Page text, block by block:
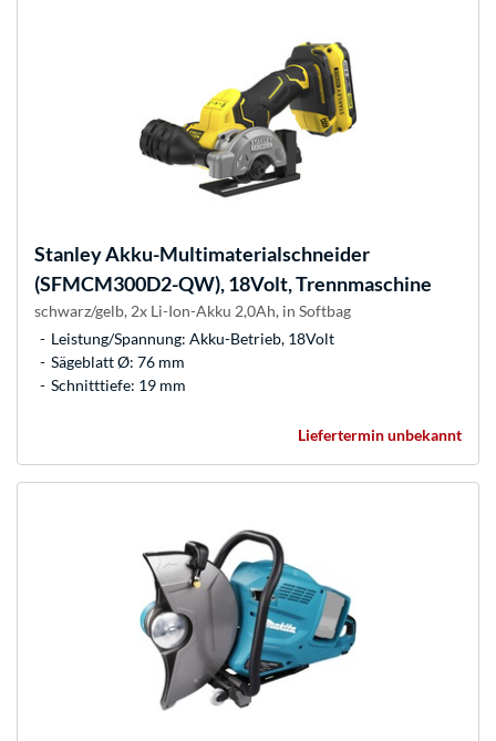
StanleyAkku-Multimaterialschneider
(SFMCM300D2-QW), 18Volt, Trennmaschine
schwarz/gelb, 2x Li-Ion-Akku 2,0Ah, in Softbag
Leistung/Spannung: Akku-Betrieb, 18Volt
Sägeblatt Ø: 76 mm
Schnitttiefe: 19 mm
Liefertermin unbekannt